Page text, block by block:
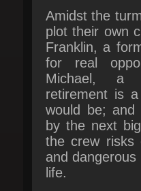
Franklin, a
for real
Michael, a
retirement is
would be; and
by the next
the crew risks
and dangerous
life.
The biggest,